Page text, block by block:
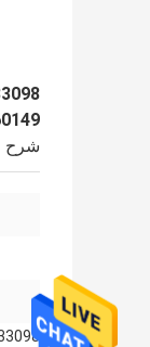
شرح